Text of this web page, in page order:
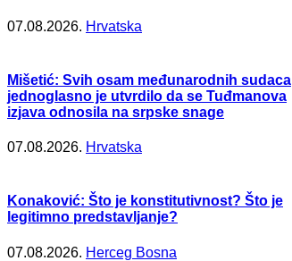
07.08.2026. Hrvatska
Mišetić: Svih osam međunarodnih sudaca
jednoglasno je utvrdilo da se Tuđmanova
izjava odnosila na srpske snage
07.08.2026. Hrvatska
Konaković: Što je konstitutivnost? Što je
legitimno predstavljanje?
07.08.2026. Herceg Bosna